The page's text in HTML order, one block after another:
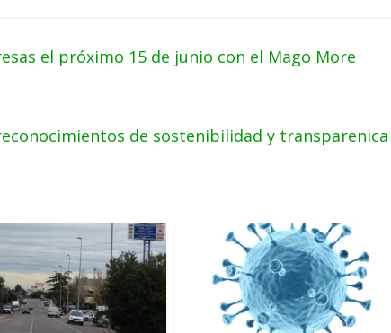
el próximo 15 de junio con el Mago More
de sostenibilidad y transparenica